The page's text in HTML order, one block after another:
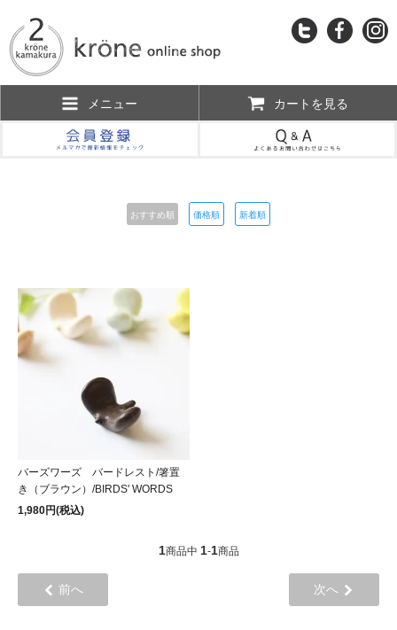
メニュー カートを見る
おすすめ順 価格順 新着順
バーズワーズ バードレスト/箸置
き（ブラウン）/BIRDS' WORDS
1,980円(税込)
1商品中 1-1商品
前へ 次へ